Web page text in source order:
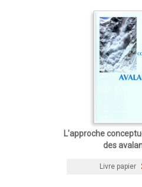
L'approche
des
Livre papier